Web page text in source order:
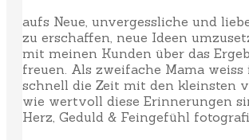
aufs Neue, unvergessliche und
zu erschaffen, neue Ideen
mit meinen Kunden über das
freuen. Als zweifache Mama weiss
schnell die Zeit mit den kleinsten
wie wertvoll diese Erinnerungen
Herz, Geduld & Feingefühl